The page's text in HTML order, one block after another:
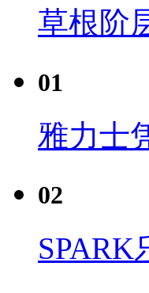
草根阶
01
雅力士
02
SPARK